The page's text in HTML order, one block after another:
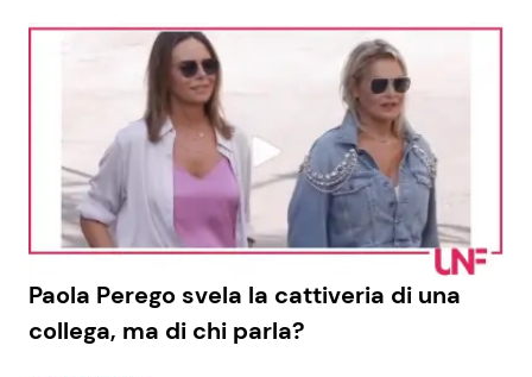
Paola Perego svela la cattiveria di una
collega, ma di chi parla?